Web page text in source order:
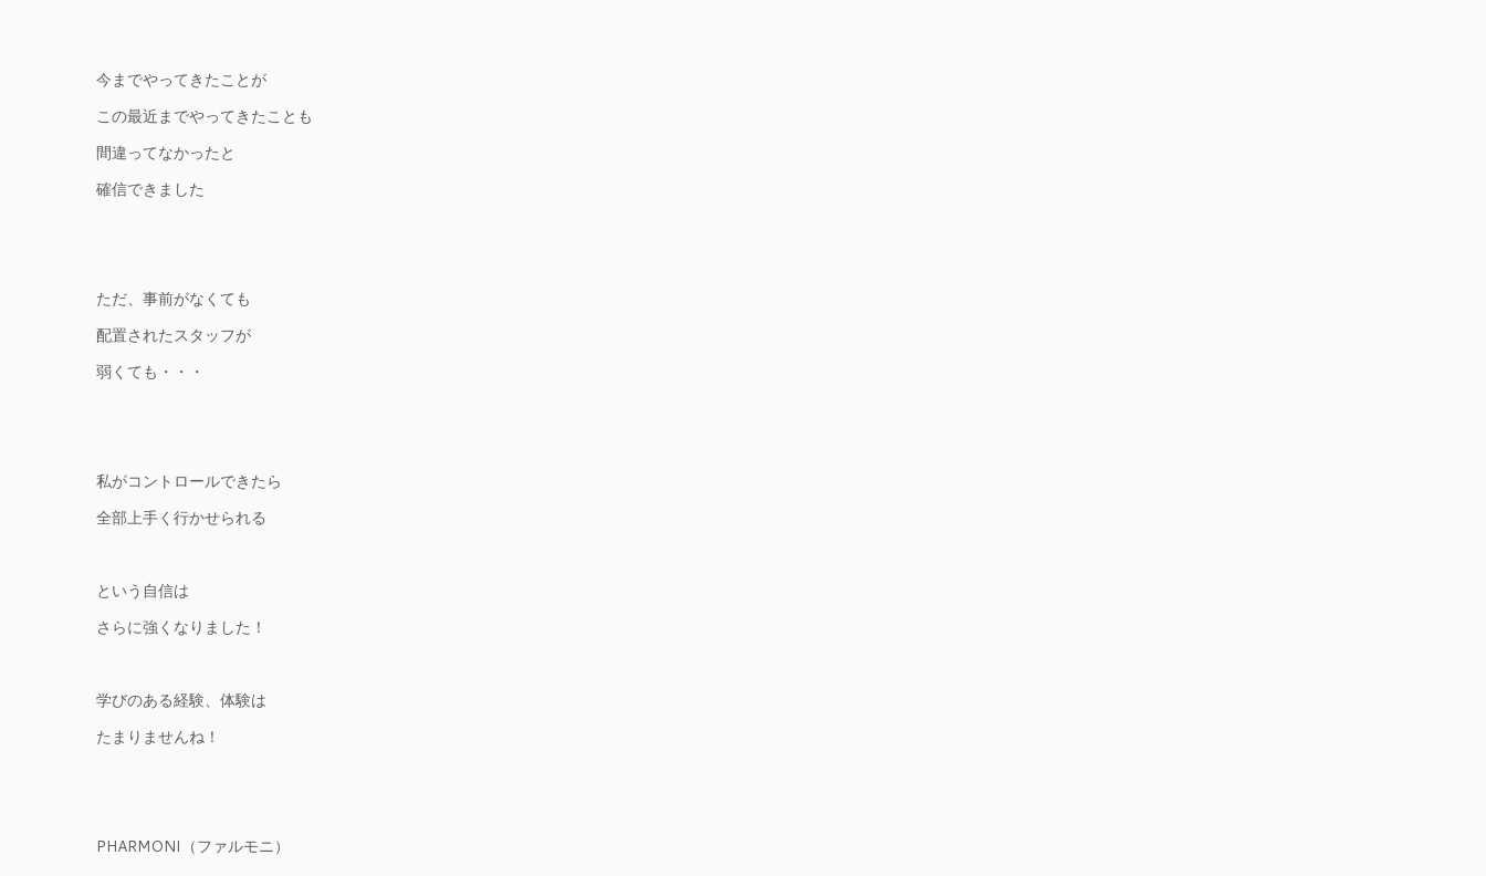
今までやってきたことが
この最近までやってきたことも
間違ってなかったと
確信できました
ただ、事前がなくても
配置されたスタッフが
弱くても・・・
私がコントロールできたら
全部上手く行かせられる
という自信は
さらに強くなりました！
学びのある経験、体験は
たまりませんね！
PHARMONI（ファルモニ）